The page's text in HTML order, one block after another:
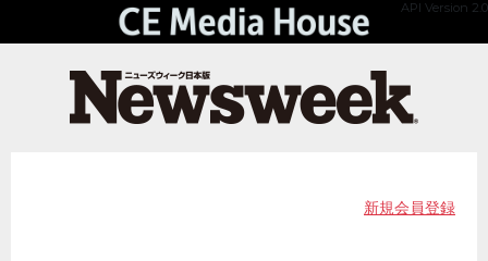
API Version 2.0
新規会員登録